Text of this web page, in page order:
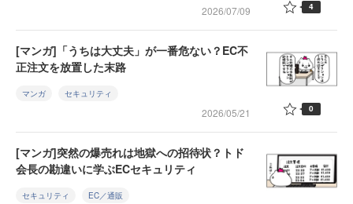
2026/07/09 4
[マンガ]「うちは大丈夫」が一番危ない？EC不
正注文を放置した末路
マンガ セキュリティ
2026/05/21 0
[マンガ]突然の爆売れは地獄への招待状？トド
会長の勘違いに学ぶECセキュリティ
セキュリティ EC／通販